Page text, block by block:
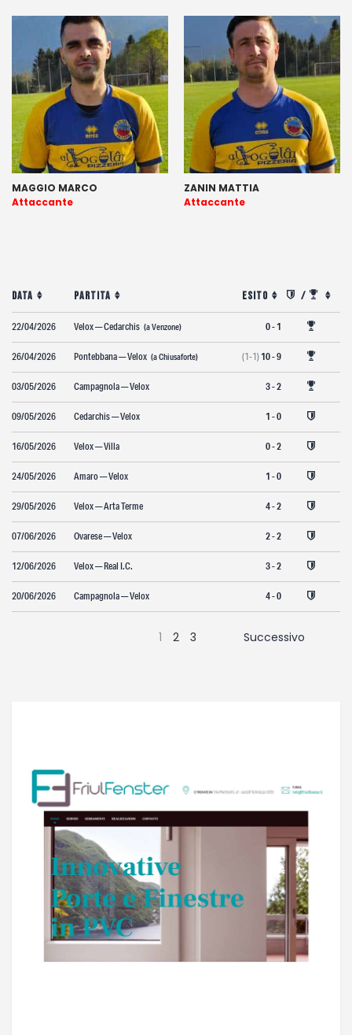
MAGGIO MARCO
Attaccante
ZANIN MATTIA
Attaccante
Data Partita Esito /
22/04/2026 Velox — Cedarchis (a Venzone) 0 - 1
26/04/2026 Pontebbana — Velox (a Chiusaforte) (1-1)10 - 9
03/05/2026 Campagnola — Velox 3 - 2
09/05/2026 Cedarchis — Velox 1 - 0
16/05/2026 Velox — Villa 0 - 2
24/05/2026 Amaro — Velox 1 - 0
29/05/2026 Velox — Arta Terme 4 - 2
07/06/2026 Ovarese — Velox 2 - 2
12/06/2026 Velox — Real I.C. 3 - 2
20/06/2026 Campagnola — Velox 4 - 0
1 2 3 Successivo